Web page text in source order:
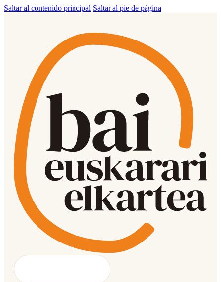
Saltar al contenido principal Saltar al pie de página